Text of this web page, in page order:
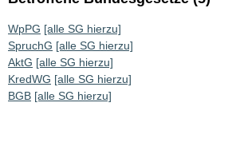
WpPG [alle SG hierzu]
SpruchG [alle SG hierzu]
AktG [alle SG hierzu]
KredWG [alle SG hierzu]
BGB [alle SG hierzu]